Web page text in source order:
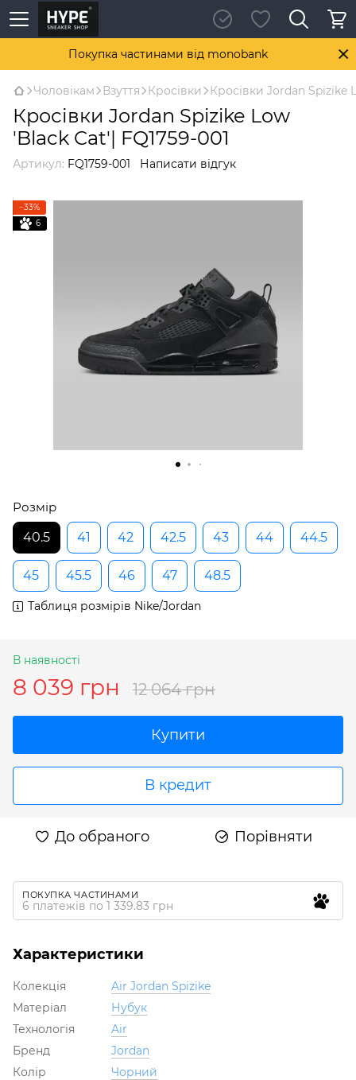
Покупка частинами від monobank
Чоловікам Взуття Кросівки Кросівки Jordan Spizike
Кросівки Jordan Spizike Low
'Black Cat'| FQ1759-001
Артикул: FQ1759-001 Написати відгук
−33%
6
Розмір
40.5
41 42 42.5 43 44 44.5
45 45.5 46 47 48.5
Таблиця розмірів Nike/Jordan
В наявності
8 039 грн 12 064 грн
Купити
В кредит
До обраного Порівняти
ПОКУПКА ЧАСТИНАМИ
6 платежів по 1 339.83 грн
Характеристики
Колекція
Air Jordan Spizike
Матеріал
Нубук
Технологія
Air
Бренд
Jordan
Колір
Чорний